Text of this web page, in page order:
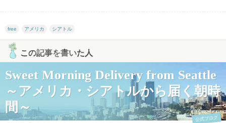
free アメリカ シアトル
この記事を書いた人
Sweet Morning Delivery from Seattle
～アメリカ・シアトルから届く朝時
間～
公式ブログ